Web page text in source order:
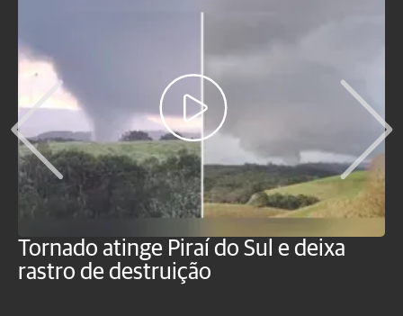
Tornado atinge Piraí do Sul e deixa
rastro de destruição